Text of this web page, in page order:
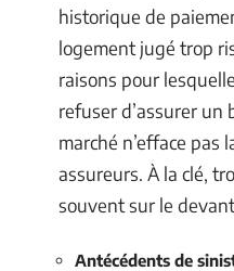
historique de
logement jugé trop
raisons pour
refuser d’assurer un
marché n’efface pas
assureurs. À la clé,
souvent sur le
Antécédents de